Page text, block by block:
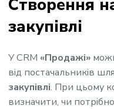
Створення
закупівлі
У CRM «Продажі»
від постачальників
закупівлі. При цьому
визначити, чи